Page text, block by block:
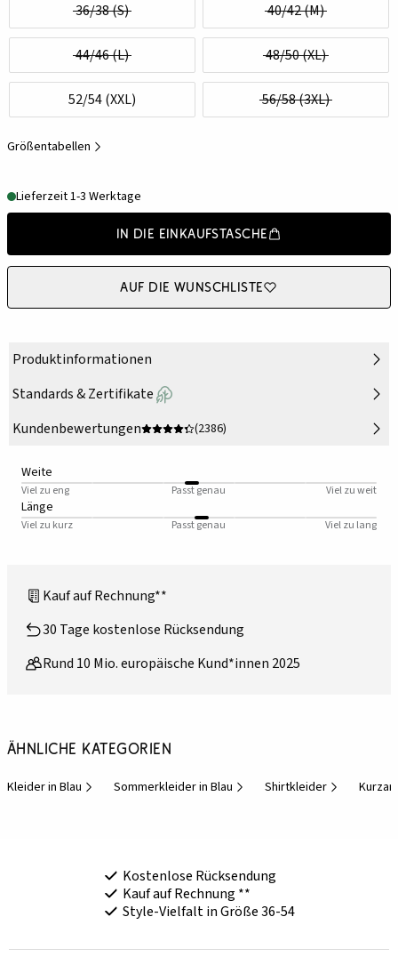
36/38 (S) 40/42 (M)
44/46 (L) 48/50 (XL)
52/54 (XXL) 56/58 (3XL)
Größentabellen
Lieferzeit 1-3 Werktage
In die Einkaufstasche
Auf die Wunschliste
Produktinformationen
Standards & Zertifikate
Kundenbewertungen
(2386)
Weite
Viel zu eng Passt genau Viel zu weit
Länge
Viel zu kurz Passt genau Viel zu lang
Kauf auf Rechnung**
30 Tage kostenlose Rücksendung
Rund 10 Mio. europäische Kund*innen 2025
Ähnliche Kategorien
Kleider in Blau Sommerkleider in Blau Shirtkleider
Kostenlose Rücksendung
Kauf auf Rechnung **
Style-Vielfalt in Größe 36-54